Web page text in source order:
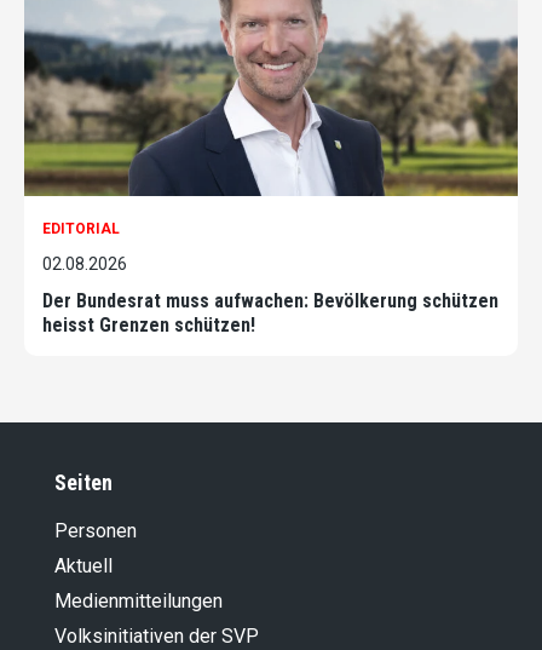
EDITORIAL
02.08.2026
Der Bundesrat muss aufwachen: Bevölkerung schützen
heisst Grenzen schützen!
Seiten
Personen
Aktuell
Medienmitteilungen
Volksinitiativen der SVP